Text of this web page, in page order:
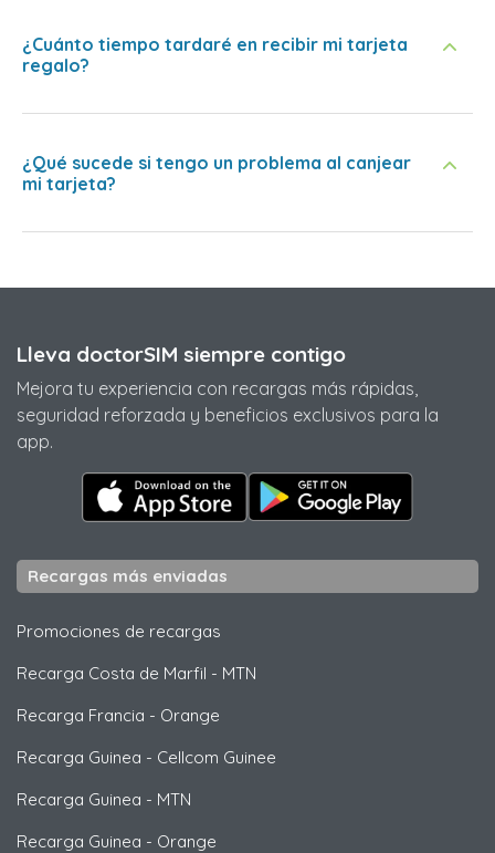
¿Cuánto tiempo tardaré en recibir mi tarjeta
regalo?
¿Qué sucede si tengo un problema al canjear
mi tarjeta?
Lleva doctorSIM siempre contigo
Mejora tu experiencia con recargas más rápidas,
seguridad reforzada y beneficios exclusivos para la
app.
Recargas más enviadas
Promociones de recargas
Recarga Costa de Marfil - MTN
Recarga Francia - Orange
Recarga Guinea - Cellcom Guinee
Recarga Guinea - MTN
Recarga Guinea - Orange